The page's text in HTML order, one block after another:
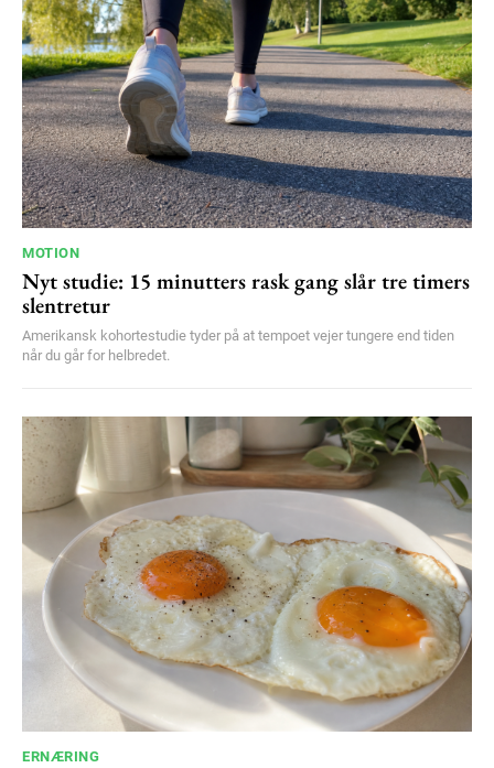
Donec quis est ac felis
Orci varius natoque dolor
YEARLY PRICING MONTHLY PRICING
MOTION
Nyt studie: 15 minutters rask gang slår tre timers
slentretur
Amerikansk kohortestudie tyder på at tempoet vejer tungere end tiden
når du går for helbredet.
ERNÆRING